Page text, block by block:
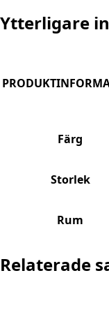
Ytterligare
Färg
Storlek
Rum
Relaterade